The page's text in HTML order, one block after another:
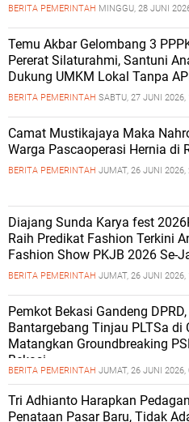
BERITA PEMERINTAH MINGGU, 28 JUNI
Temu Akbar Gelombang 3
Pererat Silaturahmi, Santuni
Dukung UMKM Lokal Tanpa
BERITA PEMERINTAH SABTU, 27 JUNI 2026,
Camat Mustikajaya Maka
Warga Pascaoperasi Hernia di
BERITA PEMERINTAH JUMAT, 26 JUNI 2026,
Diajang Sunda Karya fest
Raih Predikat Fashion Terkini
Fashion Show PKJB 2026 Se-
BERITA PEMERINTAH JUMAT, 26 JUNI 2026,
Pemkot Bekasi Gandeng
Bantargebang Tinjau PLTSa di
Matangkan Groundbreaking
Bekasi
BERITA PEMERINTAH JUMAT, 26 JUNI 2026,
Tri Adhianto Harapkan
Penataan Pasar Baru, Tidak